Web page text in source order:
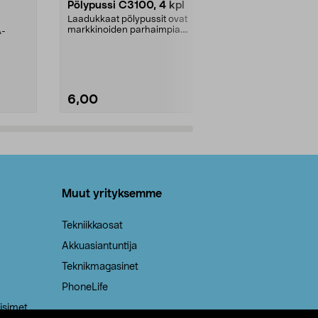
Pölypussi C3100, 4 kpl
Laadukkaat pölypussit ovat
markkinoiden parhaimpia.
6,00
Muut yrityksemme
Tekniikkaosat
Akkuasiantuntija
Teknikmagasinet
PhoneLife